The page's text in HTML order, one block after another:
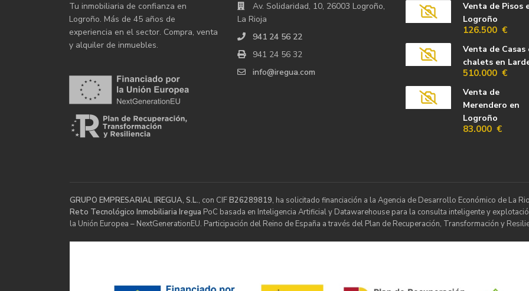
Tu inmobiliaria de confianza en
Logroño. Más de 45 años de
experiencia en el sector. Compra, venta
y alquiler de inmuebles.
Av. Solidaridad, 10, 26003 Logroño,
La Rioja
941 24 56 22
941 24 56 32
info@iregua.com
Venta de Pisos
Logroño
126.500 €
Venta de Casas
chalets en
510.000 €
Venta de
Merendero en
Logroño
83.000 €
GRUPO EMPRESARIAL IREGUA, S.L., con CIFB26289819, ha solicitado financiación a la Agencia de Desarrollo Económico de La
Reto Tecnológico Inmobiliaria Iregua PoC basada en Inteligencia Artificial y Datawarehouse para la consulta inteligente y
la Unión Europea – NextGenerationEU. Participación del Reino de España a través del Plan de Recuperación, Transformación y